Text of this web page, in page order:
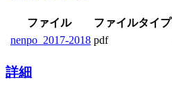
ファイル ファイルタイプ
nenpo_2017-2018 pdf
詳細